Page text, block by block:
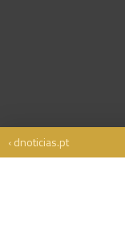
‹ dnoticias.pt